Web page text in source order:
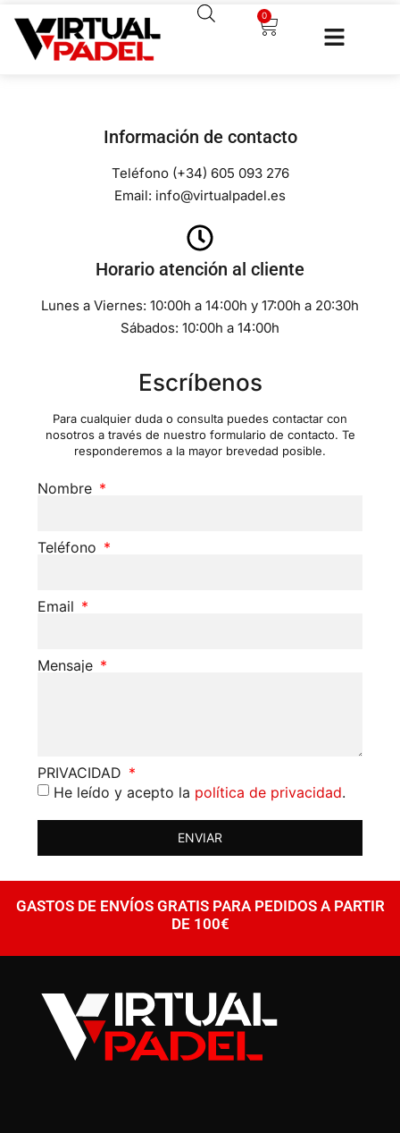
0
Información de contacto
Teléfono (+34) 605 093 276
Email: info@virtualpadel.es
Horario atención al cliente
Lunes a Viernes: 10:00h a 14:00h y 17:00h a 20:30h
Sábados: 10:00h a 14:00h
Escríbenos
Para cualquier duda o consulta puedes contactar con
nosotros a través de nuestro formulario de contacto. Te
responderemos a la mayor brevedad posible.
Nombre
Teléfono
Email
Mensaje
PRIVACIDAD
He leído y acepto la política de privacidad.
ENVIAR
GASTOS DE ENVÍOS GRATIS PARA PEDIDOS A PARTIR
DE 100€